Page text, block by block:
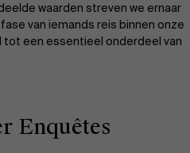
waarden streven we ernaar
van iemands reis binnen onze
tot een essentieel onderdeel van
Enquêtes